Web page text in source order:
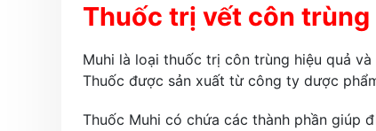
Thuốc trị vết côn trùng
Muhi là loại thuốc trị côn trùng hiệu quả
Thuốc được sản xuất từ công ty dược
Thuốc Muhi có chứa các thành phần giúp